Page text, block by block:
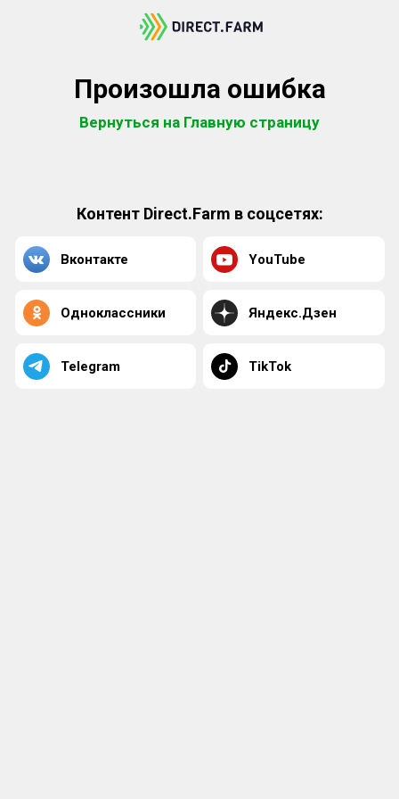
Произошла ошибка
Вернуться на Главную страницу
Контент Direct.Farm в соцсетях:
Вконтакте YouTube
Одноклассники Яндекс.Дзен
Telegram TikTok